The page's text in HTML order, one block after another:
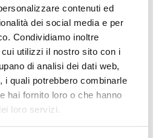
contenuti ed
dei social media e per
Condividiamo inoltre
utilizzi il nostro sito con i
di analisi dei dati web,
i quali potrebbero combinarle
hai fornito loro o che hanno
loro servizi.
BRYTE
Bianco H7 6000K 12V
49,50 €